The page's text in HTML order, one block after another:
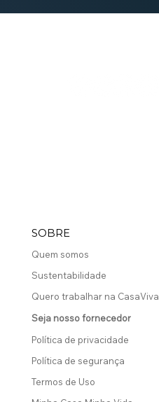
SOBRE
Quem somos
Sustentabilidade
Seja nosso fornecedor
Quero trabalhar na CasaViva
Política de privacidade
Política de segurança
Termos de Uso